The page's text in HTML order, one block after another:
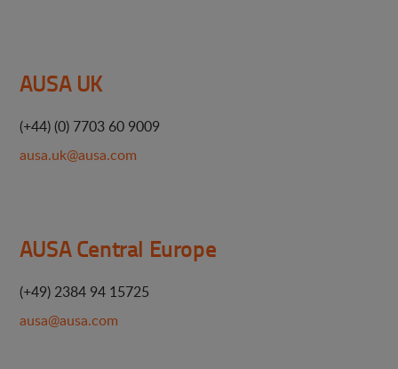
AUSA UK
(+44) (0) 7703 60 9009
ausa.uk@ausa.com
AUSA Central Europe
(+49) 2384 94 15725
ausa@ausa.com